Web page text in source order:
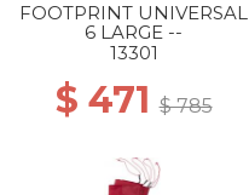
FOOTPRINT UNIVERSAL
6 LARGE --
13301
$ 471$ 785